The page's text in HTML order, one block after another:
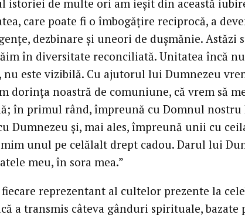
istoriei de multe ori am ieșit din această
care poate fi o îmbogățire reciprocă, a
dezbinare și uneori de dușmănie. Astăzi
în diversitate reconciliată. Unitatea încă
nu este vizibilă. Cu ajutorul lui Dumnezeu
dorința noastră de comuniune, că vrem să
în primul rând, împreună cu Domnul nostru
Dumnezeu și, mai ales, împreună unii cu
unul pe celălalt drept cadou. Darul lui
meu, în sora mea.”
reprezentant al cultelor prezente la
a transmis câteva gânduri spirituale, bazate